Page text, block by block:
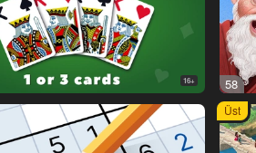
16+ 58
Üst